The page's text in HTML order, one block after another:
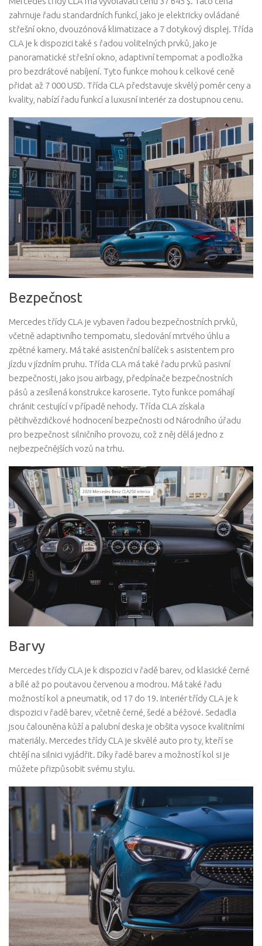
zahrnuje řadu standardních funkcí, jako je elektricky ovládané
střešní okno, dvouzónová klimatizace a 7 dotykový displej. Třída
CLA je k dispozici také s řadou volitelných prvků, jako je
panoramatické střešní okno, adaptivní tempomat a podložka
pro bezdrátové nabíjení. Tyto funkce mohou k celkové ceně
přidat až 7 000 USD. Třída CLA představuje skvělý poměr ceny a
kvality, nabízí řadu funkcí a luxusní interiér za dostupnou cenu.
Bezpečnost
Mercedes třídy CLA je vybaven řadou bezpečnostních prvků,
včetně adaptivního tempomatu, sledování mrtvého úhlu a
zpětné kamery. Má také asistenční balíček s asistentem pro
jízdu v jízdním pruhu. Třída CLA má také řadu prvků pasivní
bezpečnosti, jako jsou airbagy, předpínače bezpečnostních
pásů a zesílená konstrukce karoserie. Tyto funkce pomáhají
chránit cestující v případě nehody. Třída CLA získala
pětihvězdičkové hodnocení bezpečnosti od Národního úřadu
pro bezpečnost silničního provozu, což z něj dělá jedno z
nejbezpečnějších vozů na trhu.
Barvy
Mercedes třídy CLA je k dispozici v řadě barev, od klasické černé
a bílé až po poutavou červenou a modrou. Má také řadu
možností kol a pneumatik, od 17 do 19. Interiér třídy CLA je k
dispozici v řadě barev, včetně černé, šedé a béžové. Sedadla
jsou čalouněna kůží a palubní deska je obšita vysoce kvalitními
materiály. Mercedes třídy CLA je skvělé auto pro ty, kteří se
chtějí na silnici vyjádřit. Díky řadě barev a možností kol si je
můžete přizpůsobit svému stylu.